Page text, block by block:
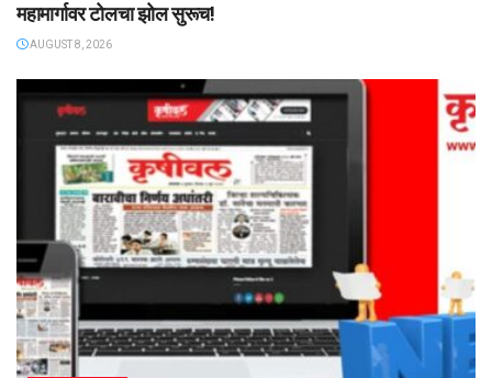
महामार्गावर टोलचा झोल सुरूच!
AUGUST 8, 2026